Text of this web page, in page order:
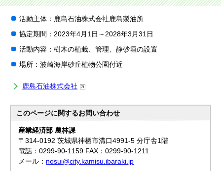
活動主体：鹿島石油株式会社鹿島製油所
協定期間：2023年4月1日～2028年3月31日
活動内容：樹木の植栽、管理、静砂垣の設置
場所：波崎海岸砂丘植物公園付近
鹿島石油株式会社
このページに関するお問い合わせ
産業経済部 農林課
〒314-0192 茨城県神栖市溝口4991-5 分庁舎1階
電話：0299-90-1159 FAX：0299-90-1211
メール： nosui@city.kamisu.ibaraki.jp